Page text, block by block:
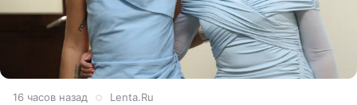
16 часов назад Lenta.Ru